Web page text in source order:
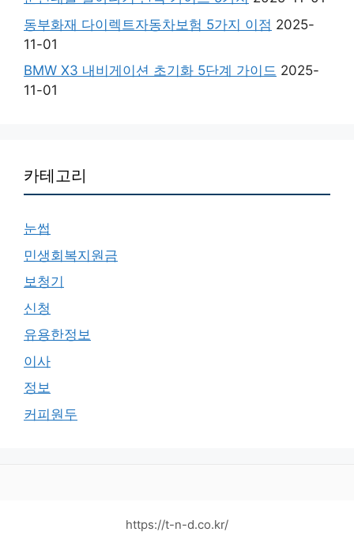
동부화재 다이렉트자동차보험 5가지 이점 2025-
11-01
BMW X3 내비게이션 초기화 5단계 가이드 2025-
11-01
카테고리
눈썹
민생회복지원금
보청기
신청
유용한정보
이사
정보
커피원두
https://t-n-d.co.kr/